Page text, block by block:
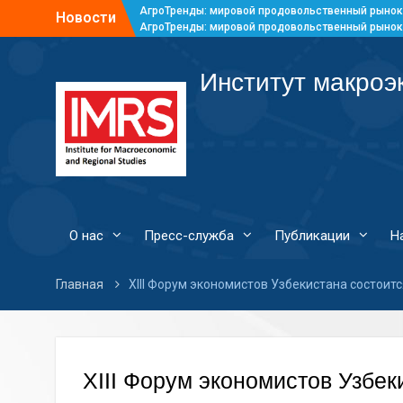
Новости
АгроТренды: мировой продовольственный
АгроТренды: мировой продовольственный
Институт
О нас Пресс-служба Публикации
Главная XIII Форум экономистов Узбекистана
XIII Форум экономистов